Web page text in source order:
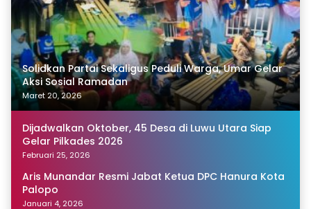
Solidkan Partai Sekaligus Peduli Warga, Umar Gelar
Aksi Sosial Ramadan
Maret 20, 2026
Dijadwalkan Oktober, 45 Desa di Luwu Utara Siap
Gelar Pilkades 2026
Februari 25, 2026
Aris Munandar Resmi Jabat Ketua DPC Hanura Kota
Palopo
Januari 4, 2026